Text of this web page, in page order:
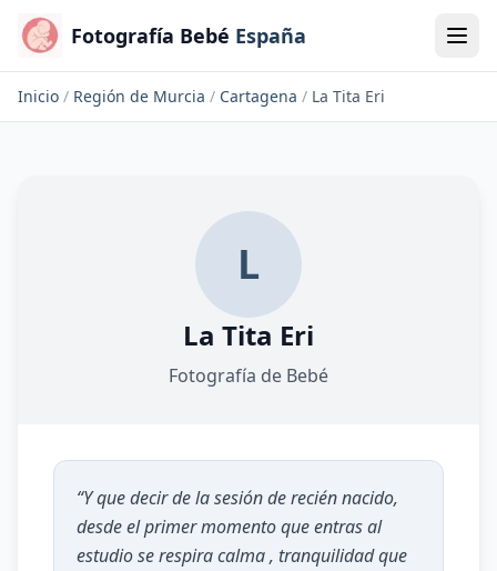
Fotografía Bebé España
Inicio / Región de Murcia / Cartagena / La Tita Eri
L
La Tita Eri
Fotografía de Bebé
“Y que decir de la sesión de recién nacido,
desde el primer momento que entras al
estudio se respira calma , tranquilidad que